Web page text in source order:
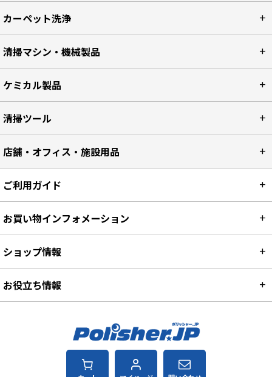
カーペット洗浄
清掃マシン・機械製品
ケミカル製品
清掃ツール
店舗・オフィス・施設用品
ご利用ガイド
お買い物インフォメーション
ショップ情報
お役立ち情報